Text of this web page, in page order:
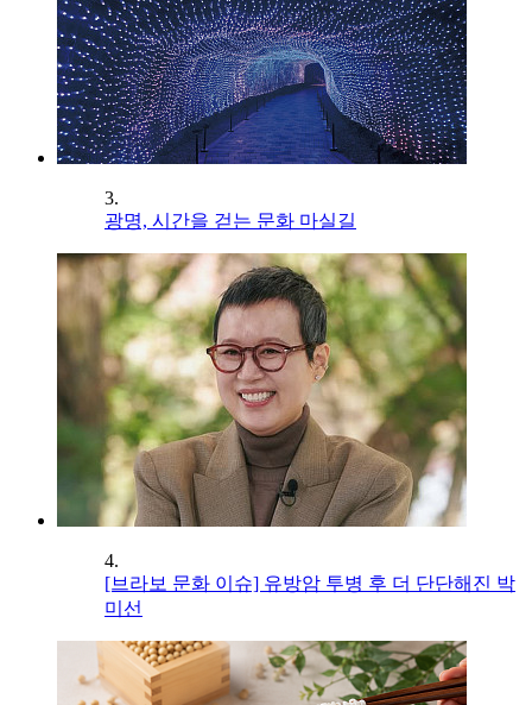
3.
광명, 시간을 걷는 문화 마실길
4.
[브라보 문화 이슈] 유방암 투병 후 더 단단해진 박
미선